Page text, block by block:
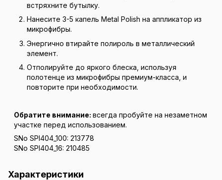
встряхните бутылку.
Нанесите 3-5 капель Metal Polish на аппликатор из
микрофибры.
Энергично втирайте полироль в металлический
элемент.
Отполируйте до яркого блеска, используя
полотенце из микрофибры премиум-класса, и
повторите при необходимости.
Обратите внимание: всегда пробуйте на незаметном
участке перед использованием.
SNo SPI404_100: 213778
SNo SPI404_16: 210485
Характеристики